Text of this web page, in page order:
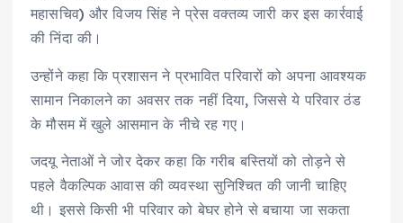
महासचिव) और विजय सिंह ने प्रेस वक्तव्य जारी कर इस कार्रवाई
की निंदा की।
उन्होंने कहा कि प्रशासन ने प्रभावित परिवारों को अपना आवश्यक
सामान निकालने का अवसर तक नहीं दिया, जिससे ये परिवार ठंड
के मौसम में खुले आसमान के नीचे रह गए।
जदयू नेताओं ने जोर देकर कहा कि गरीब बस्तियों को तोड़ने से
पहले वैकल्पिक आवास की व्यवस्था सुनिश्चित की जानी चाहिए
थी। इससे किसी भी परिवार को बेघर होने से बचाया जा सकता